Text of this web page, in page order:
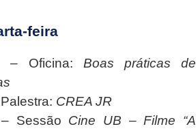
feira
– Oficina: Boas práticas de
CREA JR
– Sessão Cine UB – Filme “A